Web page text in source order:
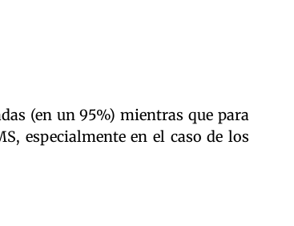
(en un 95%) mientras que para
especialmente en el caso de los